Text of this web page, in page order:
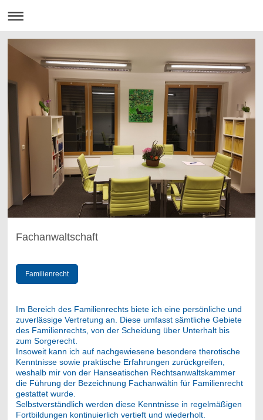
Fachanwaltschaft
Familienrecht
Im Bereich des Familienrechts biete ich eine persönliche und
zuverlässige Vertretung an. Diese umfasst sämtliche Gebiete
des Familienrechts, von der Scheidung über Unterhalt bis
zum Sorgerecht.
Insoweit kann ich auf nachgewiesene besondere therotische
Kenntnisse sowie praktische Erfahrungen zurückgreifen,
weshalb mir von der Hanseatischen Rechtsanwaltskammer
die Führung der Bezeichnung Fachanwältin für Familienrecht
gestattet wurde.
Selbstverständlich werden diese Kenntnisse in regelmäßigen
Fortbildungen kontinuierlich vertieft und wiederholt.